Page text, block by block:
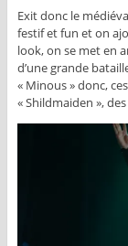
Exit donc le
festif et fun et on
look, on se met en
d’une grande
« Minous » donc,
« Shildmaiden »,